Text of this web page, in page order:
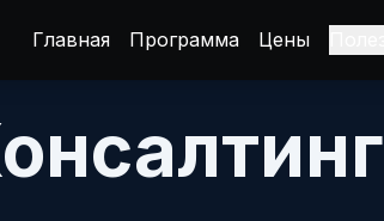
Главная Программа Цены